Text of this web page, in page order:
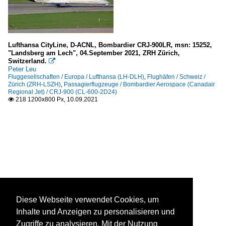
Lufthansa CityLine, D-ACNL, Bombardier CRJ-900LR, msn: 15252,
"Landsberg am Lech", 04.September 2021, ZRH Zürich,
Switzerland. 
Peter Leu
Fluggesellschaften / Europa / Lufthansa (LH-DLH), Flughäfen / Schweiz /
Zürich (ZRH-LSZH), Passagierflugzeuge / Bombardier Aerospace (Canadair
Regional Jet) / CRJ-900 (CL-600-2D24)
 218 1200x800 Px, 10.09.2021
Diese Webseite verwendet Cookies, um
Inhalte und Anzeigen zu personalisieren und
Zugriffe zu analysieren. Mit der Nutzung